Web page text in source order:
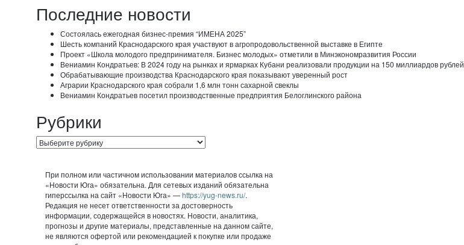
Последние новости
Состоялась ежегодная бизнес-премия “ИМЕНА 2025”
Шесть компаний Краснодарского края участвуют в агропродовольственной выставке в Египте
Проект «Школа молодого предпринимателя. Бизнес молодых» отметили в Минэкономразвития России
Вениамин Кондратьев: В 2024 году на рынках и ярмарках Кубани реализовали продукции на 150 миллиардов рублей
Обрабатывающие производства Краснодарского края показывают уверенный рост
Аграрии Краснодарского края собрали 1,6 млн тонн сахарной свеклы
Вениамин Кондратьев посетил производственные предприятия Белоглинского района
Рубрики
Рубрики
При полном или частичном использовании материалов ссылка на
«Новости Юга» обязательна. Для сетевых изданий обязательна
гиперссылка на сайт «Новости Юга» —https://yug-news.ru/.
Редакция не несет ответственности за достоверность
информации, содержащейся в новостях. Новости, аналитика,
прогнозы и другие материалы, представленные на данном сайте,
не являются офертой или рекомендацией к покупке или продаже